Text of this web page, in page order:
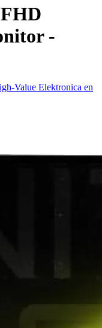
-
Value Elektronica en